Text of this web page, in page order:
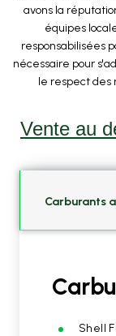
avons la
équipes
responsabilisées
nécessaire pour
le respect des
Vente au
Carburants
Shell